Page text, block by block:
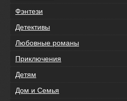
Фэнтези
Детективы
Любовные романы
Приключения
Детям
Дом и Семья